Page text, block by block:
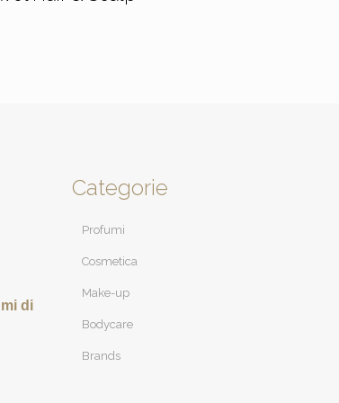
di
Categorie
Profumi
Cosmetica
Make-up
Bodycare
Brands